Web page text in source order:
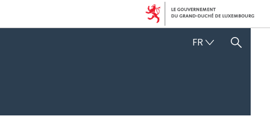
FRFRANÇAIS
AFFICHER / MASQUER